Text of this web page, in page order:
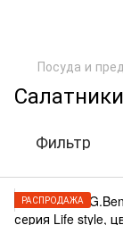
Посуда и
Салатники
Фильтр
РАСПРОДАЖА